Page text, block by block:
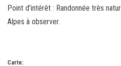
Point d’intérêt : Randonnée très
Alpes à observer.
Carte: